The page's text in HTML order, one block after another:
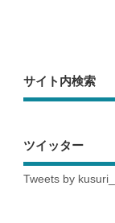
サイト内検索
ツイッター
Tweets by